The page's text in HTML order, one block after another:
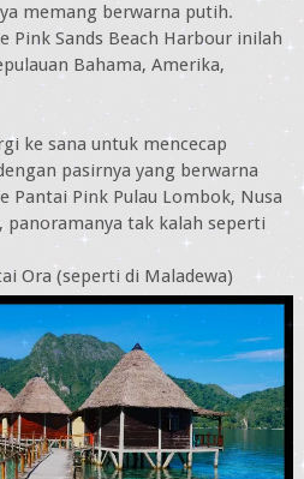
memang berwarna putih.
Pink Sands Beach Harbour inilah
Bahama, Amerika,
ke sana untuk mencecap
pasirnya yang berwarna
Pantai Pink Pulau Lombok, Nusa
panoramanya tak kalah seperti
Ora (seperti di Maladewa)